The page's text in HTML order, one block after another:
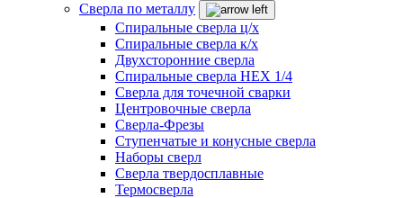
Сверла по металлу
Спиральные сверла ц/х
Спиральные сверла к/х
Двухсторонние сверла
Спиральные сверла HEX 1/4
Сверла для точечной сварки
Центровочные сверла
Сверла-Фрезы
Ступенчатые и конусные сверла
Наборы сверл
Сверла твердосплавные
Термосверла